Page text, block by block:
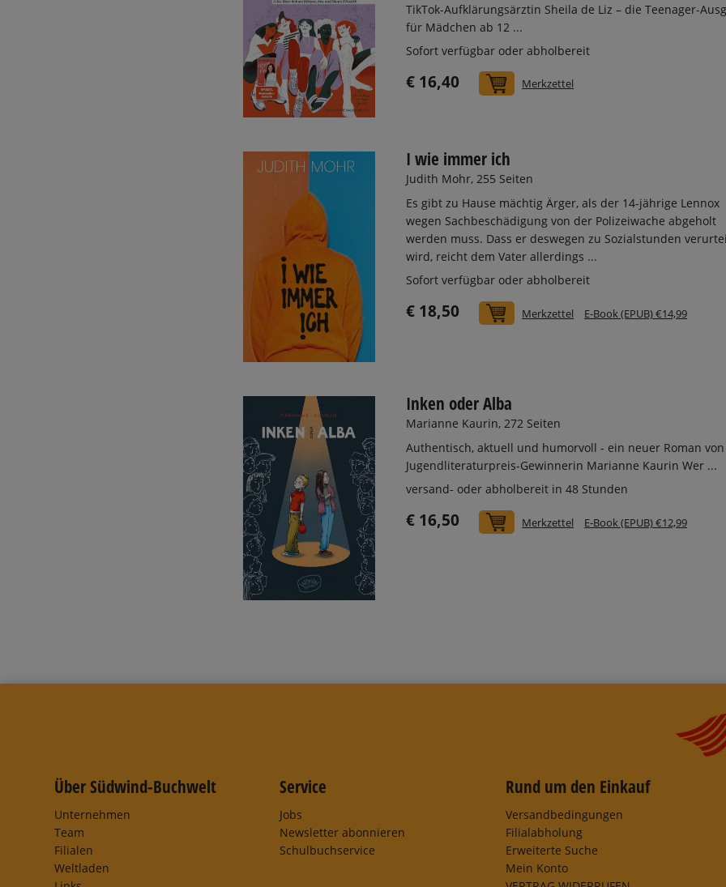
TikTok-Aufklärungsärztin Sheila de Liz – die Teenager-
für Mädchen ab 12 ...
Sofort verfügbar oder abholbereit
€ 16,40 In den Warenkorb
Merkzettel
I wie immer ich
Judith Mohr, 255 Seiten
Es gibt zu Hause mächtig Ärger, als der 14-jährige Lennox
wegen Sachbeschädigung von der Polizeiwache abgeholt
werden muss. Dass er deswegen zu Sozialstunden
wird, reicht dem Vater allerdings ...
Sofort verfügbar oder abholbereit
€ 18,50 In den Warenkorb
Merkzettel E-Book (EPUB) €14,99
Inken oder Alba
Marianne Kaurin, 272 Seiten
Authentisch, aktuell und humorvoll - ein neuer Roman von
Jugendliteraturpreis-Gewinnerin Marianne Kaurin Wer ...
versand- oder abholbereit in 48 Stunden
€ 16,50 In den Warenkorb
Merkzettel E-Book (EPUB) €12,99
Über Südwind-Buchwelt
Unternehmen
Team
Filialen
Weltladen
Service
Jobs
Newsletter abonnieren
Schulbuchservice
Rund um den Einkauf
Versandbedingungen
Filialabholung
Erweiterte Suche
Mein Konto